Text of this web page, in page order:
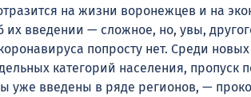
на жизни воронежцев и на
введении — сложное, но, увы,
попросту нет. Среди
категорий населения, пропуск
уже введены в ряде регионов, —